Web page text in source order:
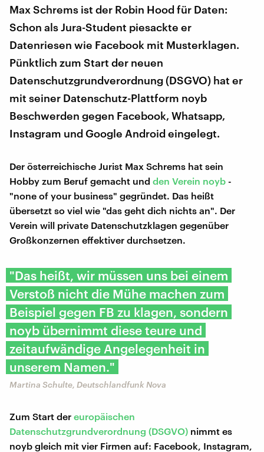
Max Schrems ist der Robin Hood für Daten:
Schon als Jura-Student piesackte er
Datenriesen wie Facebook mit Musterklagen.
Pünktlich zum Start der neuen
Datenschutzgrundverordnung (DSGVO) hat er
mit seiner Datenschutz-Plattform noyb
Beschwerden gegen Facebook, Whatsapp,
Instagram und Google Android eingelegt.
Der österreichische Jurist Max Schrems hat sein
Hobby zum Beruf gemacht und den Verein noyb -
"none of your business" gegründet. Das heißt
übersetzt so viel wie "das geht dich nichts an". Der
Verein will private Datenschutzklagen gegenüber
Großkonzernen effektiver durchsetzen.
"Das heißt, wir müssen uns bei einem
Verstoß nicht die Mühe machen zum
Beispiel gegen FB zu klagen, sondern
noyb übernimmt diese teure und
zeitaufwändige Angelegenheit in
unserem Namen."
Martina Schulte, Deutschlandfunk Nova
Zum Start der europäischen
Datenschutzgrundverordnung (DSGVO) nimmt es
noyb gleich mit vier Firmen auf: Facebook, Instagram,